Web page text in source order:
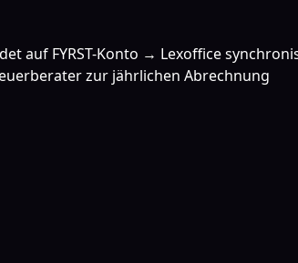
auf FYRST-Konto → Lexoffice
zur jährlichen Abrechnung